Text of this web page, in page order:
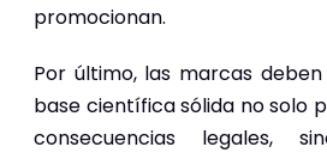
promocionan.
Por último, las marcas
base científica sólida no solo
consecuencias legales,